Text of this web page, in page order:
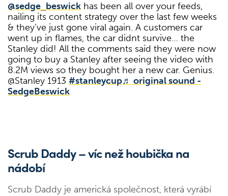
@sedge_beswick has been all over your feeds,
nailing its content strategy over the last few weeks
& they’ve just gone viral again. A customers car
went up in flames, the car didnt survive… the
Stanley did! All the comments said they were now
going to buy a Stanley after seeing the video with
8.2M views so they bought her a new car. Genius.
@Stanley 1913 #stanleycup♬ original sound -
SedgeBeswick
Scrub Daddy – víc než houbička na
nádobí
Scrub Daddy je americká společnost, která vyrábí